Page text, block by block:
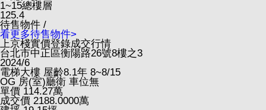
1~15總樓層
125.4
待售物件 /
看更多待售物件>
上京棧實價登錄成交行情
台北市中正區衡陽路26號8樓之3
2024/6
電梯大樓 屋齡8.1年 8~8/15
OG 房(室)廳衛 車位無
單價 114.27萬
成交價 2188.0000萬